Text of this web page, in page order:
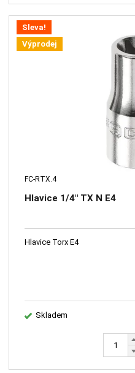
Sleva!
Výprodej
FC-RTX.4
Hlavice 1/4" TX N E4
Hlavice Torx E4
Skladem